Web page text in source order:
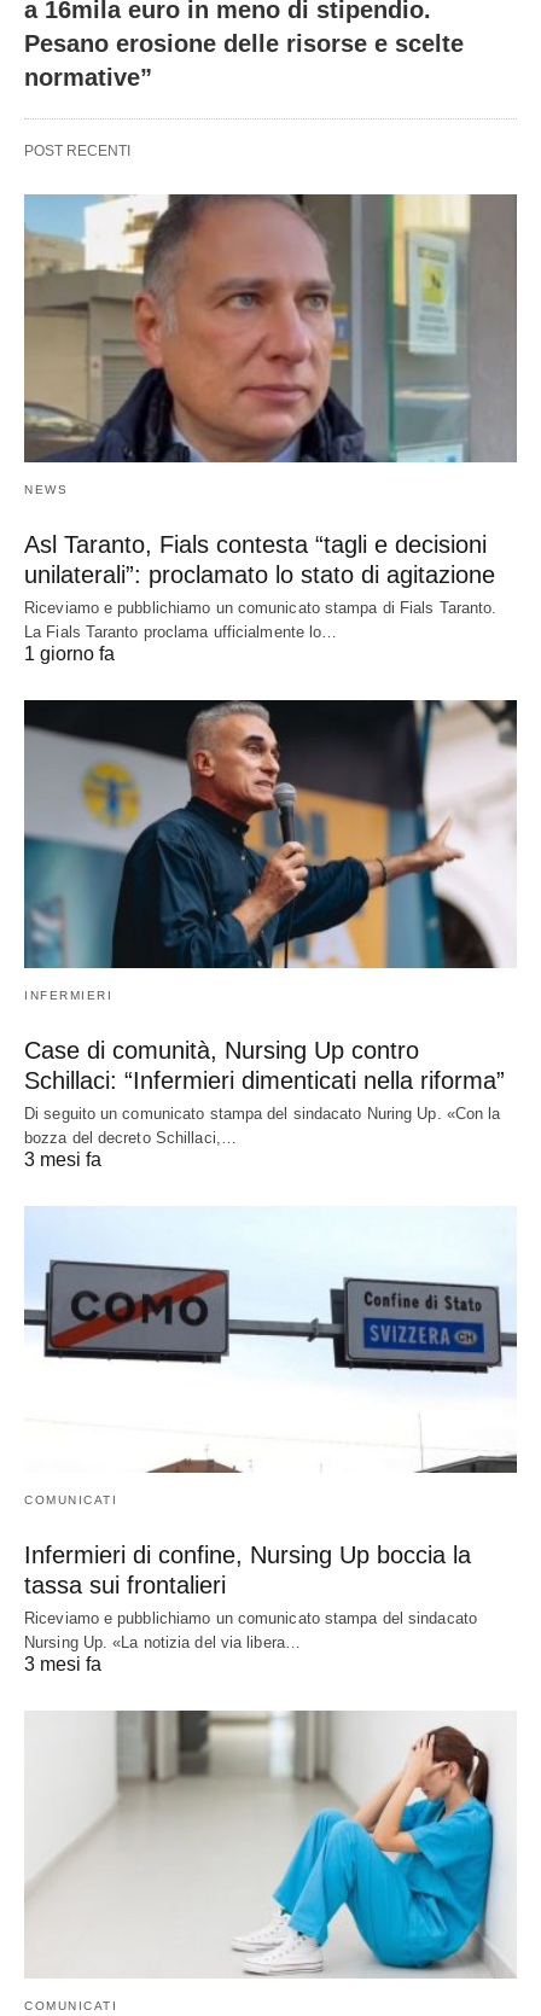
a 16mila euro in meno di stipendio.
Pesano erosione delle risorse e scelte
normative”
POST RECENTI
NEWS
Asl Taranto, Fials contesta “tagli e decisioni
unilaterali”: proclamato lo stato di agitazione
Riceviamo e pubblichiamo un comunicato stampa di Fials Taranto.
La Fials Taranto proclama ufficialmente lo…
1 giorno fa
INFERMIERI
Case di comunità, Nursing Up contro
Schillaci: “Infermieri dimenticati nella riforma”
Di seguito un comunicato stampa del sindacato Nuring Up. «Con la
bozza del decreto Schillaci,…
3 mesi fa
COMUNICATI
Infermieri di confine, Nursing Up boccia la
tassa sui frontalieri
Riceviamo e pubblichiamo un comunicato stampa del sindacato
Nursing Up. «La notizia del via libera…
3 mesi fa
COMUNICATI